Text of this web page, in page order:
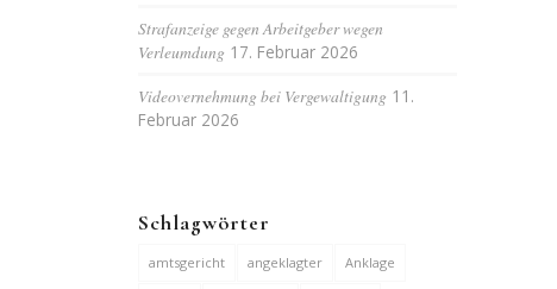
Strafanzeige gegen Arbeitgeber wegen
Verleumdung 17. Februar 2026
Videovernehmung bei Vergewaltigung 11.
Februar 2026
Schlagwörter
amtsgericht angeklagter Anklage